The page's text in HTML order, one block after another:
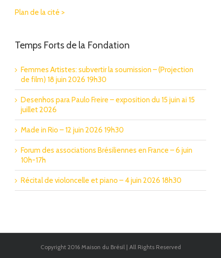
Plan de la cité >
Temps Forts de la Fondation
Femmes Artistes: subvertir la soumission – (Projection
de film) 18 juin 2026 19h30
Desenhos para Paulo Freire – exposition du 15 juin ai 15
juillet 2026
Made in Rio – 12 juin 2026 19h30
Forum des associations Brésiliennes en France – 6 juin
10h-17h
Récital de violoncelle et piano – 4 juin 2026 18h30
Copyright 2016 Maison du Brésil | All Rights Reserved